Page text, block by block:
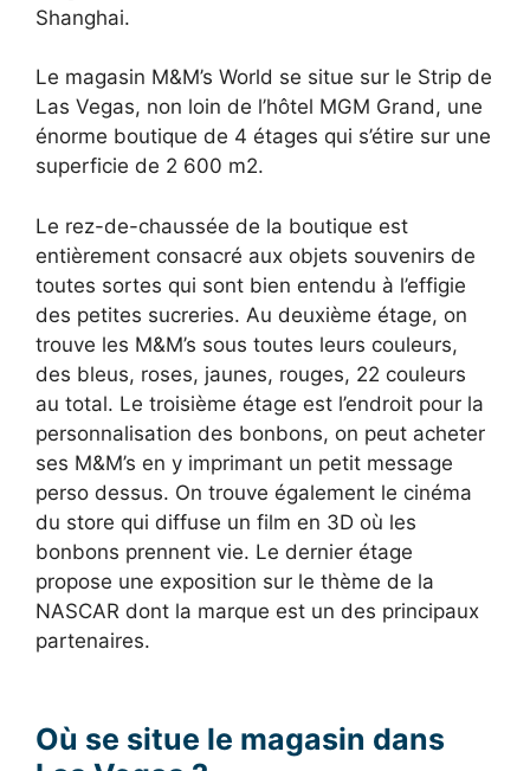
Shanghai.
Le magasin M&M’s World se situe sur le Strip de
Las Vegas, non loin de l’hôtel MGM Grand, une
énorme boutique de 4 étages qui s’étire sur une
superficie de 2 600 m2.
Le rez-de-chaussée de la boutique est
entièrement consacré aux objets souvenirs de
toutes sortes qui sont bien entendu à l’effigie
des petites sucreries. Au deuxième étage, on
trouve les M&M’s sous toutes leurs couleurs,
des bleus, roses, jaunes, rouges, 22 couleurs
au total. Le troisième étage est l’endroit pour la
personnalisation des bonbons, on peut acheter
ses M&M’s en y imprimant un petit message
perso dessus. On trouve également le cinéma
du store qui diffuse un film en 3D où les
bonbons prennent vie. Le dernier étage
propose une exposition sur le thème de la
NASCAR dont la marque est un des principaux
partenaires.
Où se situe le magasin dans